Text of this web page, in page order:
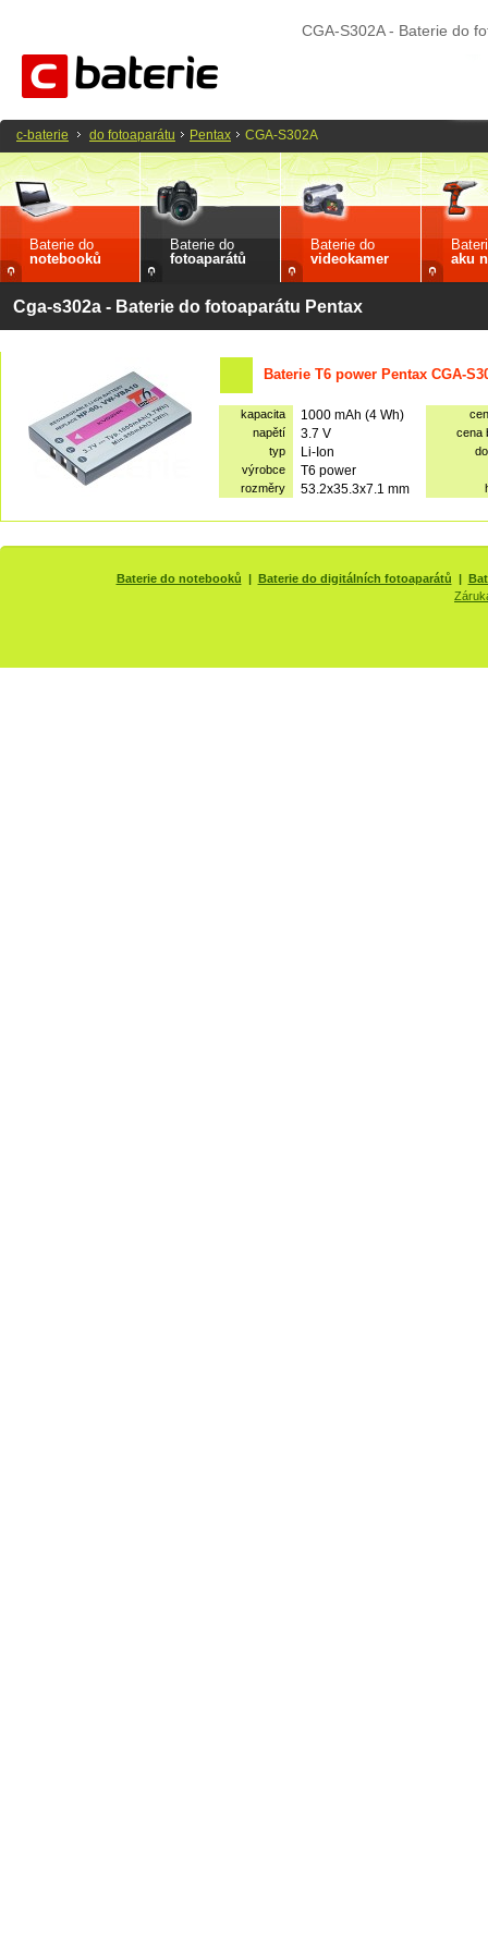
CGA-S302A - Baterie do
Baterie do
notebooků
Baterie do
fotoaparátů
Baterie do
videokamer
aku
Cga-s302a - Baterie do fotoaparátu Pentax
Baterie T6 power Pentax CGA-
kapacita 1000 mAh (4 Wh)
napětí
3.7 V
cena
typ
Li-Ion
výrobce
T6 power
rozměry 53.2x35.3x7.1 mm
c-baterie do fotoaparátu Pentax CGA-S302A
Baterie do notebooků | Baterie do digitálních fotoaparátů |